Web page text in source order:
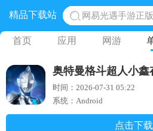
精品下载站
网易光遇手游正
黎明觉醒生机腾
蛋仔派对下载 蛋
奥特曼王者传奇
地铁跑酷体验服
首页 应用 网游
奥特曼格斗超人小鑫
时间：2026-07-31 05:22
系统：Android
点击下载